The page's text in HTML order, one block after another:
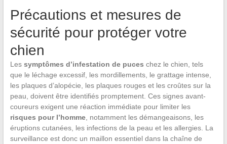
Précautions et mesures de
sécurité pour protéger votre
chien
Les symptômes d’infestation de puces chez le chien, tels
que le léchage excessif, les mordillements, le grattage intense,
les plaques d’alopécie, les plaques rouges et les croûtes sur la
peau, doivent être identifiés promptement. Ces signes avant-
coureurs exigent une réaction immédiate pour limiter les
risques pour l’homme, notamment les démangeaisons, les
éruptions cutanées, les infections de la peau et les allergies. La
surveillance est donc un maillon essentiel dans la chaîne de